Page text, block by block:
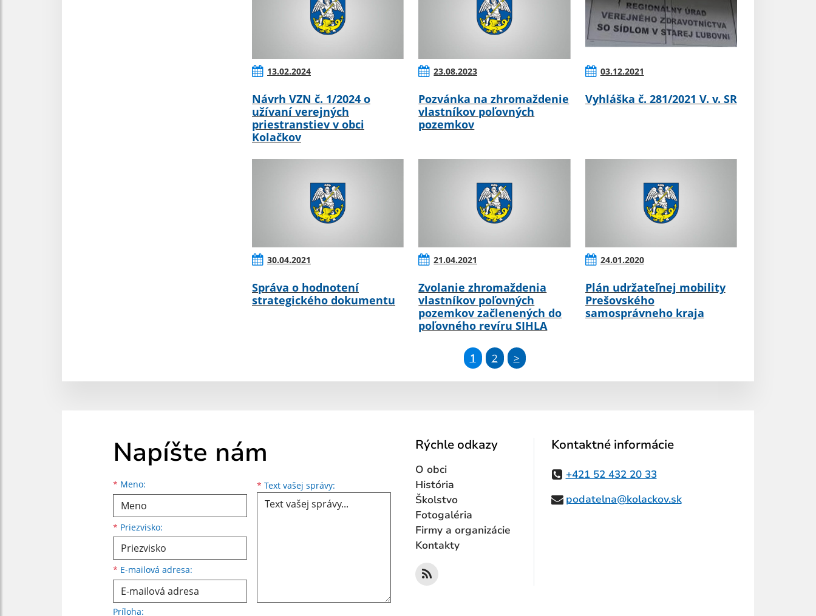
13.02.2024
Návrh VZN č. 1/2024 o
užívaní verejných
priestranstiev v obci
Kolačkov
23.08.2023
Pozvánka na zhromaždenie
vlastníkov poľovných
pozemkov
03.12.2021
Vyhláška č. 281/2021 V. v. SR
30.04.2021
Správa o hodnotení
strategického dokumentu
21.04.2021
Zvolanie zhromaždenia
vlastníkov poľovných
pozemkov začlenených do
poľovného revíru SIHLA
24.01.2020
Plán udržateľnej mobility
Prešovského
samosprávneho kraja
1 2 >
Napíšte nám
* Meno:
Meno
* Priezvisko:
Priezvisko
* E-mailová adresa:
E-mailová adresa * Text vašej správy: Text vašej správy...
Príloha:
Rýchle odkazy
O obci
História
Školstvo
Fotogaléria
Firmy a organizácie
Kontakty
Kontaktné informácie
+421 52 432 20 33
podatelna@kolackov.sk